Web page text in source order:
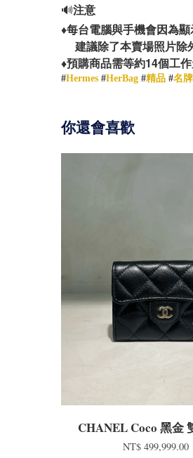
🔊注意
♦️每台電腦與手機會因為
建議除了本賣場照片除
♦️預購商品需等約14個工作
#Hermes #HerBag #精品 #名
你還會喜歡
CHANEL Coco 黑金
NT$ 499,999.00